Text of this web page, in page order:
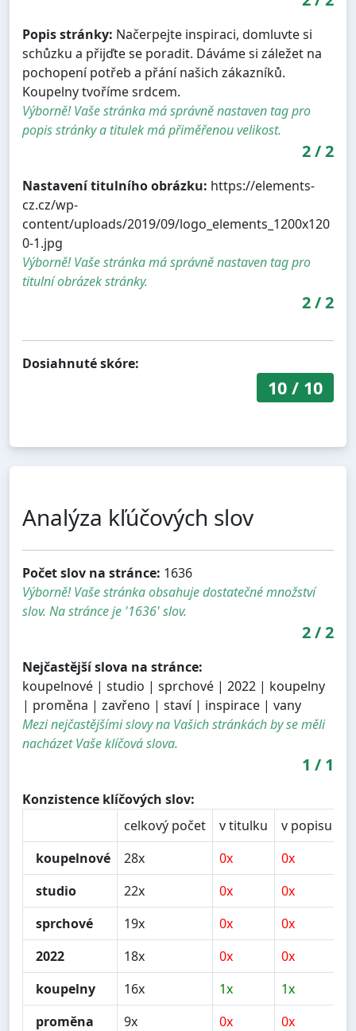
Popis stránky: Načerpejte inspiraci, domluvte si
schůzku a přijďte se poradit. Dáváme si záležet na
pochopení potřeb a přání našich zákazníků.
Koupelny tvoříme srdcem.
Výborně! Vaše stránka má správně nastaven tag pro
popis stránky a titulek má přiměřenou velikost.
2/2
Nastavení titulního obrázku: https://elements-
cz.cz/wp-
content/uploads/2019/09/logo_elements_1200x120
0-1.jpg
Výborně! Vaše stránka má správně nastaven tag pro
titulní obrázek stránky.
2/2
Dosiahnuté skóre:
10/ 10
Analýza kľúčových slov
Počet slov na stránce: 1636
Výborně! Vaše stránka obsahuje dostatečné množství
slov. Na stránce je '1636' slov.
2/2
Nejčastější slova na stránce:
koupelnové | studio | sprchové | 2022 | koupelny
| proměna | zavřeno | staví | inspirace | vany
Mezi nejčastějšími slovy na Vašich stránkách by se měli
nacházet Vaše klíčová slova.
1 / 1
Konzistence klíčových slov:
celkový počet
v titulku v popisu
koupelnové
28x 0x 0x
studio
22x 0x 0x
sprchové
19x 0x 0x
2022
18x 0x 0x
koupelny
16x 1x 1x
proměna
9x 0x 0x